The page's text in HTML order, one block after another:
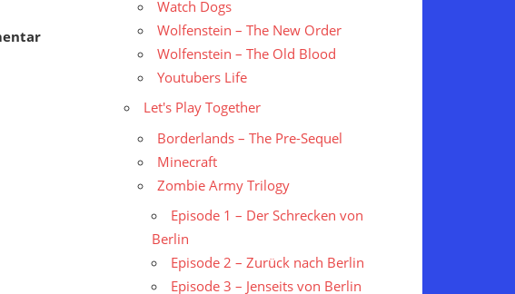
Watch Dogs
Wolfenstein – The New Order
Wolfenstein – The Old Blood
Youtubers Life
Let's Play Together
Borderlands – The Pre-Sequel
Minecraft
Zombie Army Trilogy
Episode 1 – Der Schrecken von
Berlin
Episode 2 – Zurück nach Berlin
Episode 3 – Jenseits von Berlin